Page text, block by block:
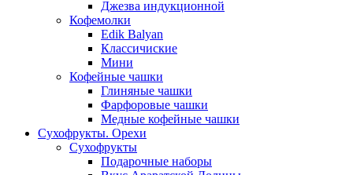
Джезва индукционной
Кофемолки
Edik Balyan
Классичиские
Мини
Кофейные чашки
Глиняные чашки
Фарфоровые чашки
Медные кофейные чашки
Сухофрукты. Орехи
Сухофрукты
Подарочные наборы